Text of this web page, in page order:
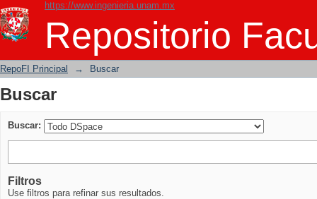
https://www.ingenieria.unam.mx
Repositorio
Buscar
RepoFI Principal → Buscar
Buscar
Buscar:
Filtros
Use filtros para refinar sus resultados.